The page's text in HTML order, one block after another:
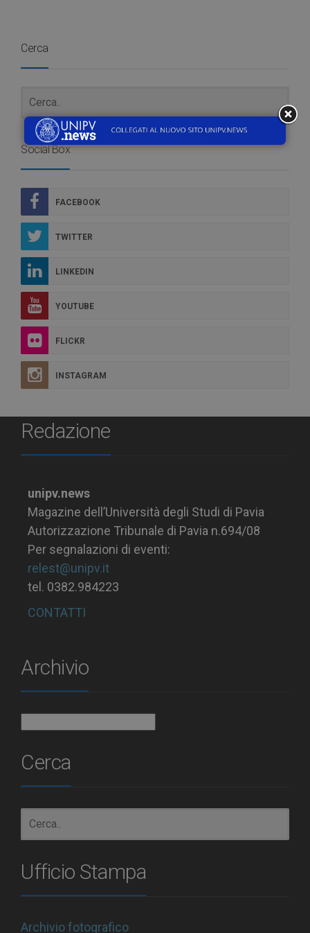
Cerca
Social Box
FACEBOOK
TWITTER
LINKEDIN
YOUTUBE
FLICKR
INSTAGRAM
Redazione
unipv.news
Magazine dell’Università degli Studi di Pavia
Autorizzazione Tribunale di Pavia n.694/08
Per segnalazioni di eventi:
relest@unipv.it
tel. 0382.984223
CONTATTI
Archivio
Cerca
Ufficio Stampa
Archivio fotografico